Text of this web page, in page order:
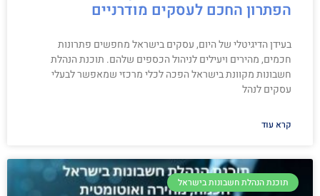
הפתרון החכם לעסקים מודרניים
בעידן הדיגיטלי של היום, עסקים בישראל מחפשים פתרונות
חכמים, מהירים ויעילים לניהול הכספים שלהם. תוכנת הנהלת
חשבונות מקוונת בישראל הפכה לכלי מרכזי שמאפשר לבעלי
עסקים לנהל
קרא עוד
תוכנת הנהלת חשבונות בישראל